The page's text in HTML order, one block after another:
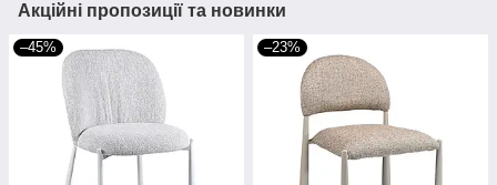
Акційні пропозиції та новинки
–45% –23%